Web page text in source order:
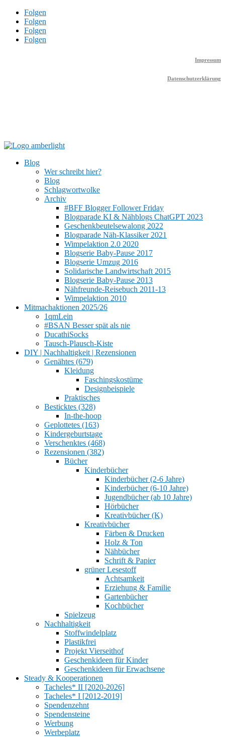
Folgen
Folgen
Folgen
Folgen
Impressum
Datenschutzerklärung
Blog
Wer schreibt hier?
Blog
Schlagwortwolke
Archiv
#BFF Blogger Follower Friday
Blogparade KI & Nähblogs ChatGPT 2023
Geschenkbeutelsewalong 2022
Blogparade Näh-Klassiker 2021
Wimpelaktion 2.0 2020
Blogserie Baby-Pause 2017
Blogserie Umzug 2016
Solidarische Landwirtschaft 2015
Blogserie Baby-Pause 2013
Nähfreunde-Reisebuch 2011-13
Wimpelaktion 2010
Mitmachaktionen 2025/26
1qmLein
#BSAN Besser spät als nie
DucathiSocks
Tausch-Plausch-Kiste
DIY | Nachhaltigkeit | Rezensionen
Genähtes (679)
Kleidung
Faschingskostüme
Designbeispiele
Praktisches
Besticktes (328)
In-the-hoop
Geplottetes (163)
Kindergeburtstage
Verschenktes (468)
Rezensionen (382)
Bücher
Kinderbücher
Kinderbücher (2-6 Jahre)
Kinderbücher (6-10 Jahre)
Jugendbücher (ab 10 Jahre)
Hörbücher
Kreativbücher (K)
Kreativbücher
Färben & Drucken
Holz & Ton
Nähbücher
Schrift & Papier
grüner Lesestoff
Achtsamkeit
Erziehung & Familie
Gartenbücher
Kochbücher
Spielzeug
Nachhaltigkeit
Stoffwindelplatz
Plastikfrei
Projekt Vierseithof
Geschenkideen für Kinder
Geschenkideen für Erwachsene
Steady & Kooperationen
Tacheles* II [2020-2026]
Tacheles* I [2012-2019]
Spendenzehnt
Spendensteine
Werbung
Werbeplatz